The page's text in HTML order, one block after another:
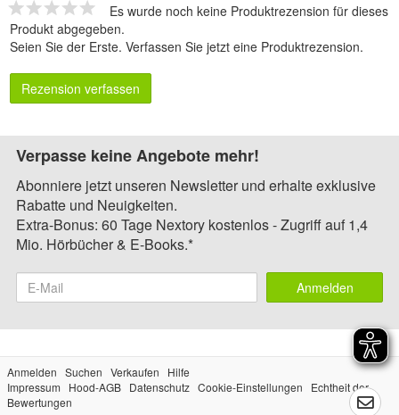
Es wurde noch keine Produktrezension für dieses
Produkt abgegeben.
Seien Sie der Erste. Verfassen Sie jetzt eine Produktrezension.
Rezension verfassen
Verpasse keine Angebote mehr!
Abonniere jetzt unseren Newsletter und erhalte exklusive
Rabatte und Neuigkeiten.
Extra-Bonus: 60 Tage Nextory kostenlos - Zugriff auf 1,4
Mio. Hörbücher & E-Books.*
Anmelden
Anmelden Suchen Verkaufen
Hilfe
Impressum
Hood-AGB Datenschutz Cookie-Einstellungen
Echtheit der
Bewertungen